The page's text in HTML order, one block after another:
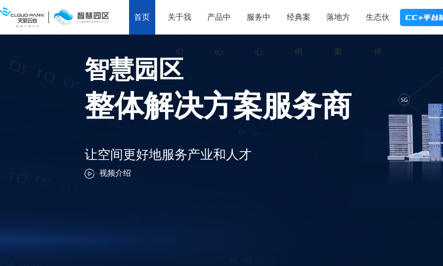
首页 关于我
们
产品中
心
服务中
心
经典案
例
落地方
案
生态伙
伴
智慧园区
整体解决方案服务商
让空间更好地服务产业和人才
视频介绍